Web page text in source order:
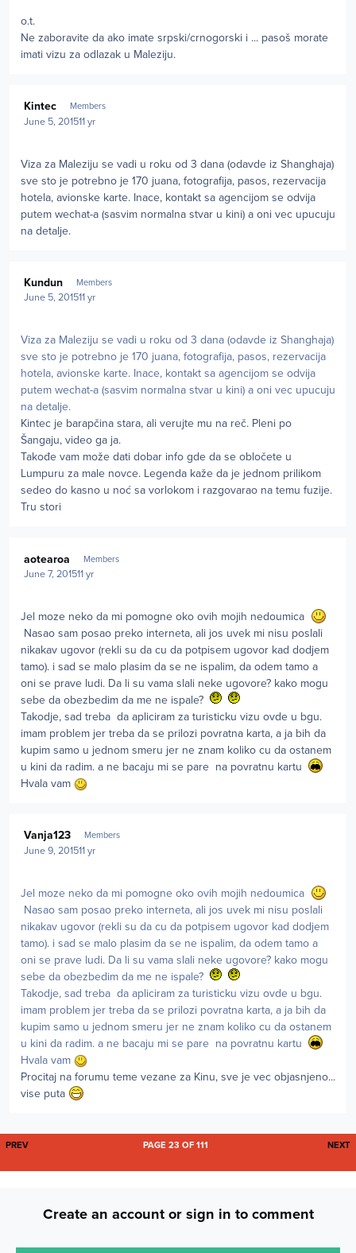
o.t.
Ne zaboravite da ako imate srpski/crnogorski i ... pasoš morate
imati vizu za odlazak u Maleziju.
Kintec Members
June 5, 201511 yr
Viza za Maleziju se vadi u roku od 3 dana (odavde iz Shanghaja)
sve sto je potrebno je 170 juana, fotografija, pasos, rezervacija
hotela, avionske karte. Inace, kontakt sa agencijom se odvija
putem wechat-a (sasvim normalna stvar u kini) a oni vec upucuju
na detalje.
Kundun Members
June 5, 201511 yr
Viza za Maleziju se vadi u roku od 3 dana (odavde iz Shanghaja)
sve sto je potrebno je 170 juana, fotografija, pasos, rezervacija
hotela, avionske karte. Inace, kontakt sa agencijom se odvija
putem wechat-a (sasvim normalna stvar u kini) a oni vec upucuju
na detalje.
Kintec je barapčina stara, ali verujte mu na reč. Pleni po
Šangaju, video ga ja.
Takođe vam može dati dobar info gde da se obločete u
Lumpuru za male novce. Legenda kaže da je jednom prilikom
sedeo do kasno u noć sa vorlokom i razgovarao na temu fuzije.
Tru stori
aotearoa Members
June 7, 201511 yr
Jel moze neko da mi pomogne oko ovih mojih nedoumica
Nasao sam posao preko interneta, ali jos uvek mi nisu poslali
nikakav ugovor (rekli su da cu da potpisem ugovor kad dodjem
tamo). i sad se malo plasim da se ne ispalim, da odem tamo a
oni se prave ludi. Da li su vama slali neke ugovore? kako mogu
sebe da obezbedim da me ne ispale?
Takodje, sad treba da apliciram za turisticku vizu ovde u bgu.
imam problem jer treba da se prilozi povratna karta, a ja bih da
kupim samo u jednom smeru jer ne znam koliko cu da ostanem
u kini da radim. a ne bacaju mi se pare na povratnu kartu
Hvala vam
Vanja123 Members
June 9, 201511 yr
Jel moze neko da mi pomogne oko ovih mojih nedoumica
Nasao sam posao preko interneta, ali jos uvek mi nisu poslali
nikakav ugovor (rekli su da cu da potpisem ugovor kad dodjem
tamo). i sad se malo plasim da se ne ispalim, da odem tamo a
oni se prave ludi. Da li su vama slali neke ugovore? kako mogu
sebe da obezbedim da me ne ispale?
Takodje, sad treba da apliciram za turisticku vizu ovde u bgu.
imam problem jer treba da se prilozi povratna karta, a ja bih da
kupim samo u jednom smeru jer ne znam koliko cu da ostanem
u kini da radim. a ne bacaju mi se pare na povratnu kartu
Hvala vam
Procitaj na forumu teme vezane za Kinu, sve je vec objasnjeno...
vise puta
FIRST PAGE
PREV NEXT
PAGE 23 OF 111
Create an account or sign in to comment